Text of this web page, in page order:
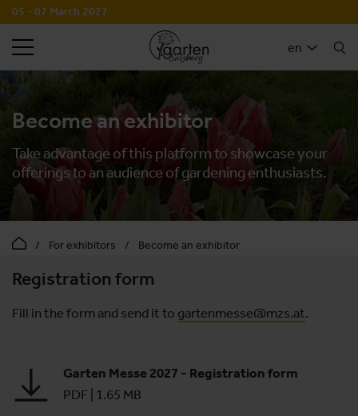
05 - 07 March 2027
en
SEARCH
Become an exhibitor
Take advantage of this platform to showcase your
offerings to an audience of gardening enthusiasts.
For exhibitors Become an exhibitor
Registration form
Fill in the form and send it to gartenmesse@mzs.at.
Garten Messe 2027 - Registration form
PDF
1.65 MB